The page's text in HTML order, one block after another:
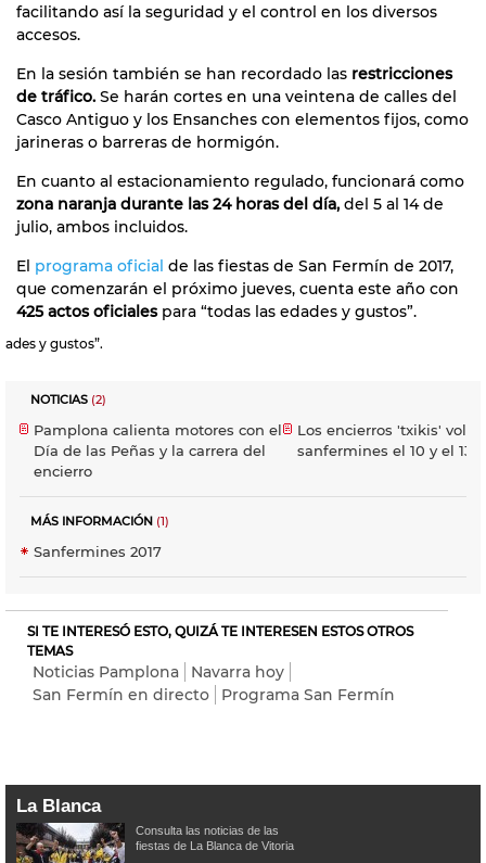
facilitando así la seguridad y el control en los diversos
accesos.
En la sesión también se han recordado las restricciones
de tráfico. Se harán cortes en una veintena de calles del
Casco Antiguo y los Ensanches con elementos fijos, como
jarineras o barreras de hormigón.
En cuanto al estacionamiento regulado, funcionará como
zona naranja durante las 24 horas del día, del 5 al 14 de
julio, ambos incluidos.
El programa oficial de las fiestas de San Fermín de 2017,
que comenzarán el próximo jueves, cuenta este año con
425 actos oficialespara “todas las edades y gustos”.
ades y gustos”.
NOTICIAS (2)
Pamplona calienta motores con el
Día de las Peñas y la carrera del
encierro
Los encierros 'txikis'
sanfermines el 10 y el 13
MÁS INFORMACIÓN (1)
Sanfermines 2017
SI TE INTERESÓ ESTO, QUIZÁ TE INTERESEN ESTOS OTROS
TEMAS
Noticias Pamplona
Navarra hoy
San Fermín en directo
Programa San Fermín
La Blanca
Consulta las noticias de las
fiestas de La Blanca de Vitoria